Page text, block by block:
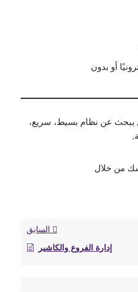
أو بدون
يبحث عن نظام بسيط، سريع،
من خلال
السابق
إدارة الفروع والكاشير